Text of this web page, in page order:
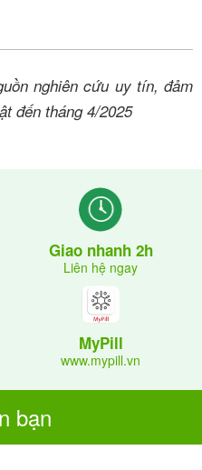
nghiên cứu uy tín, đảm
đến tháng 4/2025
Giao nhanh 2h
Liên hệ ngay
MyPill
www.mypill.vn
bạn